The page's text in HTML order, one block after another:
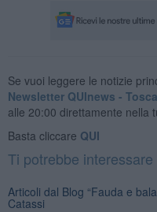
Se vuoi leggere le notizie
Newsletter QUInews -
alle 20:00 direttamente nella
Basta cliccare QUI
Ti potrebbe interessare
Articoli dal Blog “Fauda e
Catassi